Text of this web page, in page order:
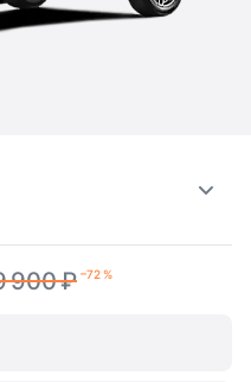
900 ₽ –72 %